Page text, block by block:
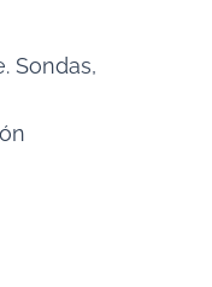
Sondas,